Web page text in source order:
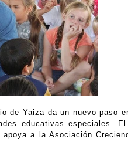
de Yaiza da un nuevo paso
educativas especiales.
a la Asociación